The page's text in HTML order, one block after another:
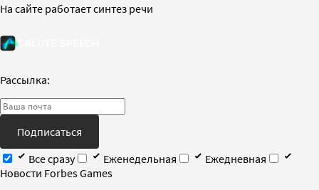
На сайте работает синтез речи
Рассылка:
Подписаться
Все сразу
Еженедельная
Ежедневная
Новости Forbes Games